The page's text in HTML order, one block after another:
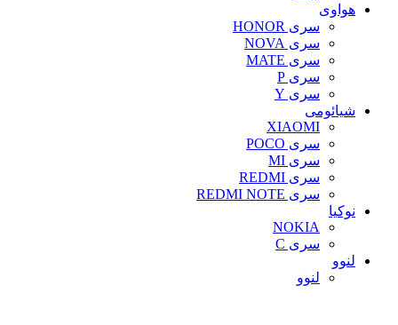
هواوی
سری HONOR
سری NOVA
سری MATE
سری P
سری Y
شیائومی
XIAOMI
سری POCO
سری MI
سری REDMI
سری REDMI NOTE
نوکیا
NOKIA
سری C
لنوو
لنوو